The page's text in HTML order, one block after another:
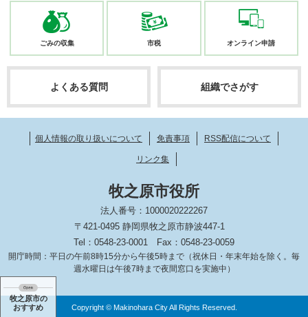
ごみの収集 市税 オンライン申請
よくある質問 組織でさがす
個人情報の取り扱いについて 免責事項 RSS配信について
リンク集
牧之原市役所
法人番号：1000020222267
〒421-0495 静岡県牧之原市静波447-1
Tel：0548-23-0001
Fax：0548-23-0059
開庁時間：平日の午前8時15分から午後5時まで（祝休日・年末年始を除く。毎
週水曜日は午後7時まで夜間窓口を実施中）
牧之原市の
おすすめ
Copyright © Makinohara City All Rights Reserved.